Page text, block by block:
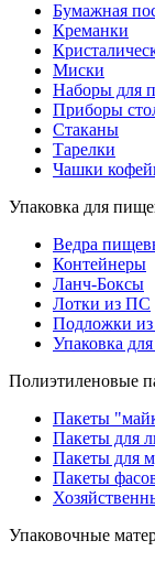
Бумажная
Креманки
Миски
Наборы для
Приборы
Стаканы
Тарелки
Чашки
Упаковка для
Ведра
Контейнеры
Ланч-Боксы
Лотки из ПС
Подложки
Упаковка
Полиэтиленовые
Пакеты
Пакеты для
Пакеты для
Пакеты
Упаковочные